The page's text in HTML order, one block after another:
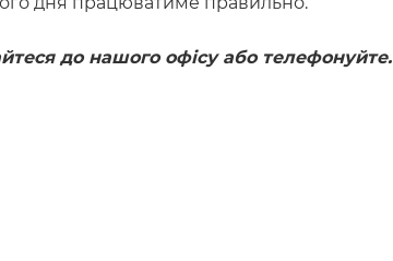
до нашого офісу або телефонуйте.